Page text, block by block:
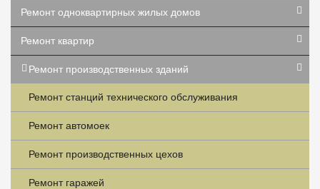
Ремонт одноквартирных жилых домов
Ремонт квартир
Ремонт производственных зданий
Ремонт станций технического обслуживания
Ремонт автомоек
Ремонт производственных цехов
Ремонт гаражей